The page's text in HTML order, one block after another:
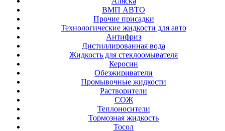
ВМП АВТО
Прочие присадки
Технологические жидкости для авто
Антифриз
Дистиллированная вода
Жидкость для стеклоомывателя
Керосин
Обезжириватели
Промывочные жидкости
Растворители
СОЖ
Теплоносители
Тормозная жидкость
Тосол